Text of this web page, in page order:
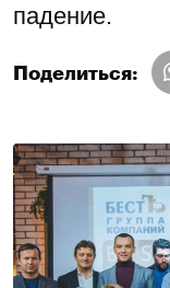
падение.
Поделиться: